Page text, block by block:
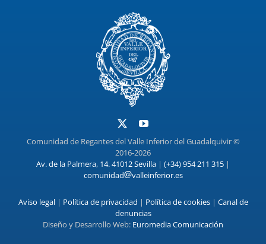
Comunidad de Regantes del Valle Inferior del Guadalquivir ©
2016-2026
Av. de la Palmera, 14. 41012 Sevilla | (+34) 954 211 315 |
comunidad
valleinferior.es
Aviso legal| Política de privacidad | Política de cookies| Canal de
denuncias
Diseño y Desarrollo Web: Euromedia Comunicación